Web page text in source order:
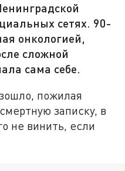
сетях. 90-
онкологией,
сложной
сама себе.
пожилая
записку, в
не винить, если